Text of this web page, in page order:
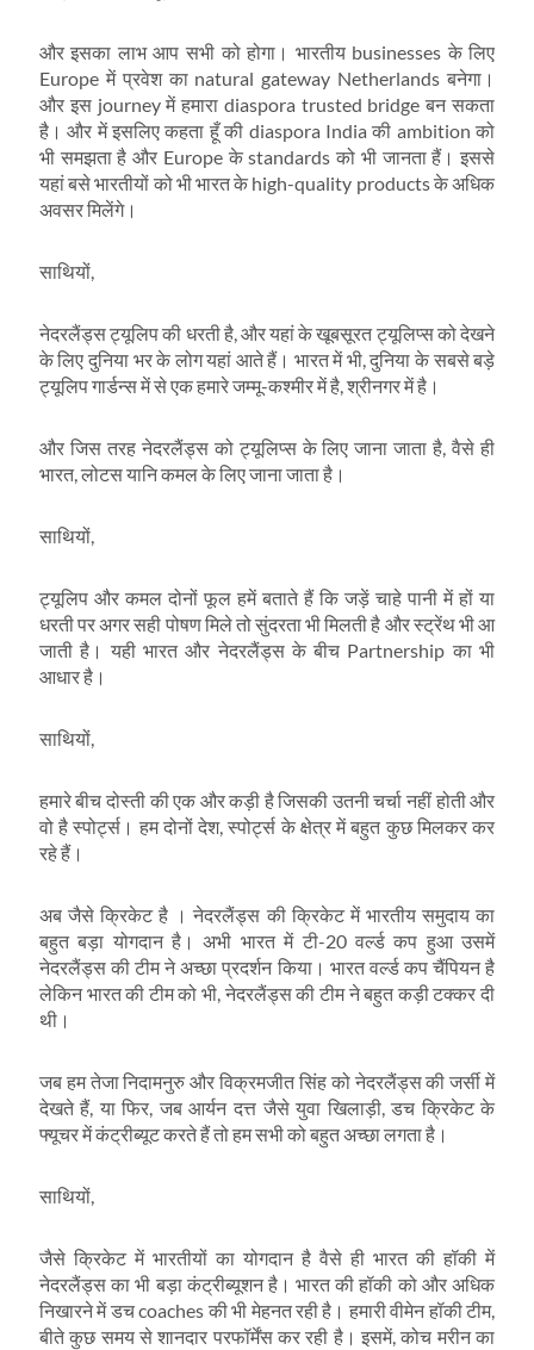
और इसका लाभ आप सभी को होगा। भारतीय businesses के लिए
Europe में प्रवेश का natural gateway Netherlands बनेगा।
और इस journey में हमारा diaspora trusted bridge बन सकता
है। और में इसलिए कहता हूँ की diaspora India की ambition को
भी समझता है और Europe के standards को भी जानता हैं। इससे
यहां बसे भारतीयों को भी भारत के high-quality products के अधिक
अवसर मिलेंगे।
साथियों,
नेदरलैंड्स ट्यूलिप की धरती है, और यहां के खूबसूरत ट्यूलिप्स को देखने
के लिए दुनिया भर के लोग यहां आते हैं। भारत में भी, दुनिया के सबसे बड़े
ट्यूलिप गार्डन्स में से एक हमारे जम्मू-कश्मीर में है, श्रीनगर में है।
और जिस तरह नेदरलैंड्स को ट्यूलिप्स के लिए जाना जाता है, वैसे ही
भारत, लोटस यानि कमल के लिए जाना जाता है।
साथियों,
ट्यूलिप और कमल दोनों फूल हमें बताते हैं कि जड़ें चाहे पानी में हों या
धरती पर अगर सही पोषण मिले तो सुंदरता भी मिलती है और स्ट्रेंथ भी आ
जाती है। यही भारत और नेदरलैंड्स के बीच Partnership का भी
आधार है।
साथियों,
हमारे बीच दोस्ती की एक और कड़ी है जिसकी उतनी चर्चा नहीं होती और
वो है स्पोर्ट्स। हम दोनों देश, स्पोर्ट्स के क्षेत्र में बहुत कुछ मिलकर कर
रहे हैं।
अब जैसे क्रिकेट है । नेदरलैंड्स की क्रिकेट में भारतीय समुदाय का
बहुत बड़ा योगदान है। अभी भारत में टी-20 वर्ल्ड कप हुआ उसमें
नेदरलैंड्स की टीम ने अच्छा प्रदर्शन किया। भारत वर्ल्ड कप चैंपियन है
लेकिन भारत की टीम को भी, नेदरलैंड्स की टीम ने बहुत कड़ी टक्कर दी
थी।
जब हम तेजा निदामनुरु और विक्रमजीत सिंह को नेदरलैंड्स की जर्सी में
देखते हैं, या फिर, जब आर्यन दत्त जैसे युवा खिलाड़ी, डच क्रिकेट के
फ्यूचर में कंट्रीब्यूट करते हैं तो हम सभी को बहुत अच्छा लगता है।
साथियों,
जैसे क्रिकेट में भारतीयों का योगदान है वैसे ही भारत की हॉकी में
नेदरलैंड्स का भी बड़ा कंट्रीब्यूशन है। भारत की हॉकी को और अधिक
निखारने में डच coaches की भी मेहनत रही है। हमारी वीमेन हॉकी टीम,
बीते कुछ समय से शानदार परफॉर्मेंस कर रही है। इसमें, कोच मरीन का